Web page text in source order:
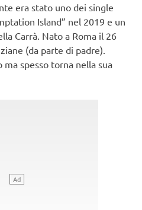
era stato uno dei single
Island” nel 2019 e un
Carrà. Nato a Roma il 26
(da parte di padre).
spesso torna nella sua